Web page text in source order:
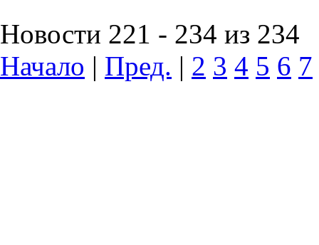
Новости 221 - 234 из 234
Начало | Пред. | 2 3 4 5 6 7